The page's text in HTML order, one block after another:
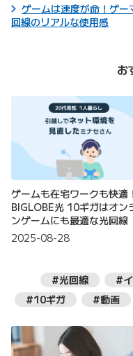
ゲームは速度が命！ゲ
回線のリアルな使用感
お
ゲームも在宅ワークも快適
BIGLOBE光 10ギガはオン
ンゲームにも最適な光回線
2025-08-28
#光回線 #
#10ギガ
#動画